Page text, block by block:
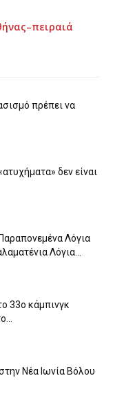
πρέπει να
δεν είναι
Λόγια
Λόγια...
33ο κάμπινγκ
Νέα Ιωνία Βόλου